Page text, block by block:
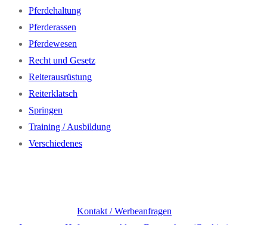
Pferdehaltung
Pferderassen
Pferdewesen
Recht und Gesetz
Reiterausrüstung
Reiterklatsch
Springen
Training / Ausbildung
Verschiedenes
Kontakt / Werbeanfragen